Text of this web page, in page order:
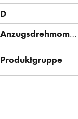
D
Anzugsdrehmoment
Produktgruppe